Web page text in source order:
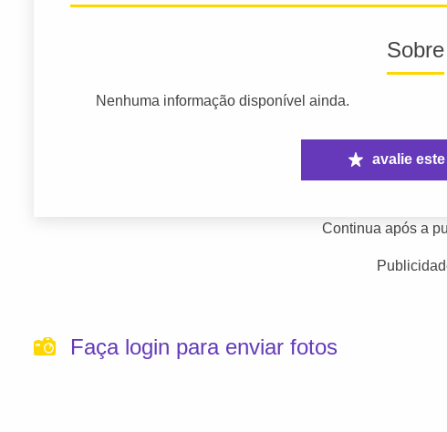
Sobre
Nenhuma informação disponível ainda.
avalie este
Continua após a
Faça login para enviar fotos